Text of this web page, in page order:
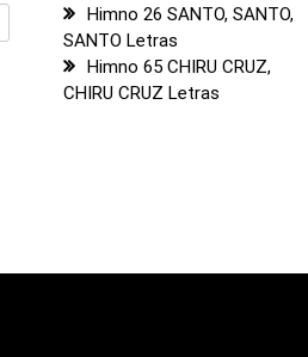
Himno 26 SANTO, SANTO,
SANTO Letras
Himno 65 CHIRU CRUZ,
CHIRU CRUZ Letras